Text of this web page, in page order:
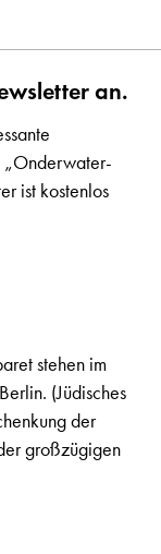
an.
„Onderwater-
ist kostenlos
stehen im
(Jüdisches
der
großzügigen